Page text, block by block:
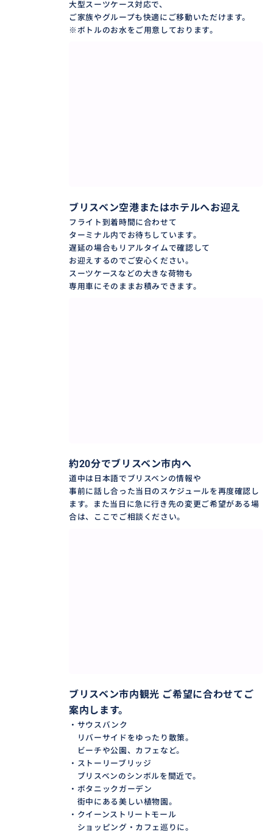
移動・案内・レストラン予約まで
すべて日本語でサポートします。
あなたの旅だけに集中する
プライベート限定・完全貸切。
もちろん当日の気分で変更もOKです。
乗り継ぎの空き時間も、
あなたのペースでブリスベンを楽しめます。
大型スーツケース対応で、
ご家族やグループも快適にご移動いただけます。
※ボトルのお水をご用意しております。
ブリスベン空港またはホテルへお迎え
フライト到着時間に合わせて
ターミナル内でお待ちしています。
遅延の場合もリアルタイムで確認して
お迎えするのでご安心ください。
スーツケースなどの大きな荷物も
専用車にそのままお積みできます。
約20分でブリスベン市内へ
道中は日本語でブリスベンの情報や
事前に話し合った当日のスケジュールを再度確認し
ます。また当日に急に行き先の変更ご希望がある場
合は、ここでご相談ください。
ブリスベン市内観光 ご希望に合わせてご
案内します。
・サウスバンク
リバーサイドをゆったり散策。
ビーチや公園、カフェなど。
・ストーリーブリッジ
ブリスベンのシンボルを間近で。
・ボタニックガーデン
街中にある美しい植物園。
・クイーンストリートモール
ショッピング・カフェ巡りに。